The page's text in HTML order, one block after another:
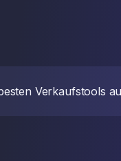
Verkaufstools